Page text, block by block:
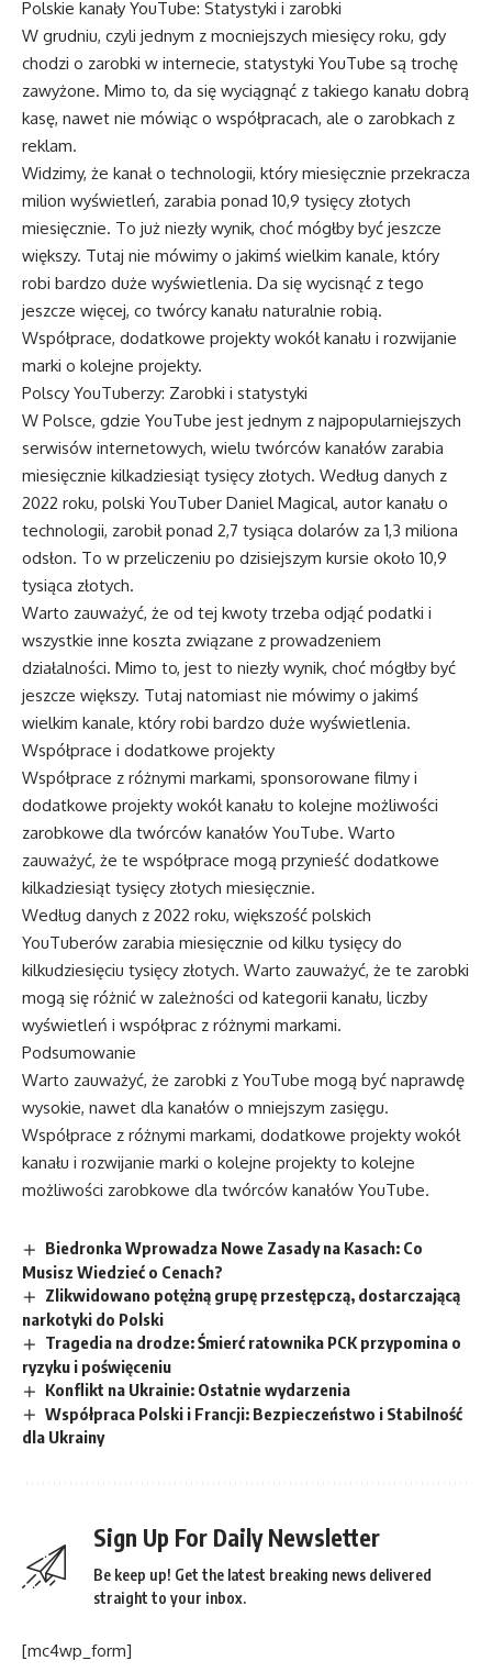
Polskie kanały YouTube: Statystyki i zarobki
W grudniu, czyli jednym z mocniejszych miesięcy roku, gdy
chodzi o zarobki w internecie, statystyki YouTube są trochę
zawyżone. Mimo to, da się wyciągnąć z takiego kanału dobrą
kasę, nawet nie mówiąc o współpracach, ale o zarobkach z
reklam.
Widzimy, że kanał o technologii, który miesięcznie przekracza
milion wyświetleń, zarabia ponad 10,9 tysięcy złotych
miesięcznie. To już niezły wynik, choć mógłby być jeszcze
większy. Tutaj nie mówimy o jakimś wielkim kanale, który
robi bardzo duże wyświetlenia. Da się wycisnąć z tego
jeszcze więcej, co twórcy kanału naturalnie robią.
Współprace, dodatkowe projekty wokół kanału i rozwijanie
marki o kolejne projekty.
Polscy YouTuberzy: Zarobki i statystyki
W Polsce, gdzie YouTube jest jednym z najpopularniejszych
serwisów internetowych, wielu twórców kanałów zarabia
miesięcznie kilkadziesiąt tysięcy złotych. Według danych z
2022 roku, polski YouTuber Daniel Magical, autor kanału o
technologii, zarobił ponad 2,7 tysiąca dolarów za 1,3 miliona
odsłon. To w przeliczeniu po dzisiejszym kursie około 10,9
tysiąca złotych.
Warto zauważyć, że od tej kwoty trzeba odjąć podatki i
wszystkie inne koszta związane z prowadzeniem
działalności. Mimo to, jest to niezły wynik, choć mógłby być
jeszcze większy. Tutaj natomiast nie mówimy o jakimś
wielkim kanale, który robi bardzo duże wyświetlenia.
Współprace i dodatkowe projekty
Współprace z różnymi markami, sponsorowane filmy i
dodatkowe projekty wokół kanału to kolejne możliwości
zarobkowe dla twórców kanałów YouTube. Warto
zauważyć, że te współprace mogą przynieść dodatkowe
kilkadziesiąt tysięcy złotych miesięcznie.
Według danych z 2022 roku, większość polskich
YouTuberów zarabia miesięcznie od kilku tysięcy do
kilkudziesięciu tysięcy złotych. Warto zauważyć, że te zarobki
mogą się różnić w zależności od kategorii kanału, liczby
wyświetleń i współprac z różnymi markami.
Podsumowanie
Warto zauważyć, że zarobki z YouTube mogą być naprawdę
wysokie, nawet dla kanałów o mniejszym zasięgu.
Współprace z różnymi markami, dodatkowe projekty wokół
kanału i rozwijanie marki o kolejne projekty to kolejne
możliwości zarobkowe dla twórców kanałów YouTube.
Biedronka Wprowadza Nowe Zasady na Kasach: Co
Musisz Wiedzieć o Cenach?
Zlikwidowano potężną grupę przestępczą, dostarczającą
narkotyki do Polski
Tragedia na drodze: Śmierć ratownika PCK przypomina o
ryzyku i poświęceniu
Konflikt na Ukrainie: Ostatnie wydarzenia
Współpraca Polski i Francji: Bezpieczeństwo i Stabilność
dla Ukrainy
Sign Up For Daily Newsletter
Be keep up! Get the latest breaking news delivered
straight to your inbox.
[mc4wp_form]